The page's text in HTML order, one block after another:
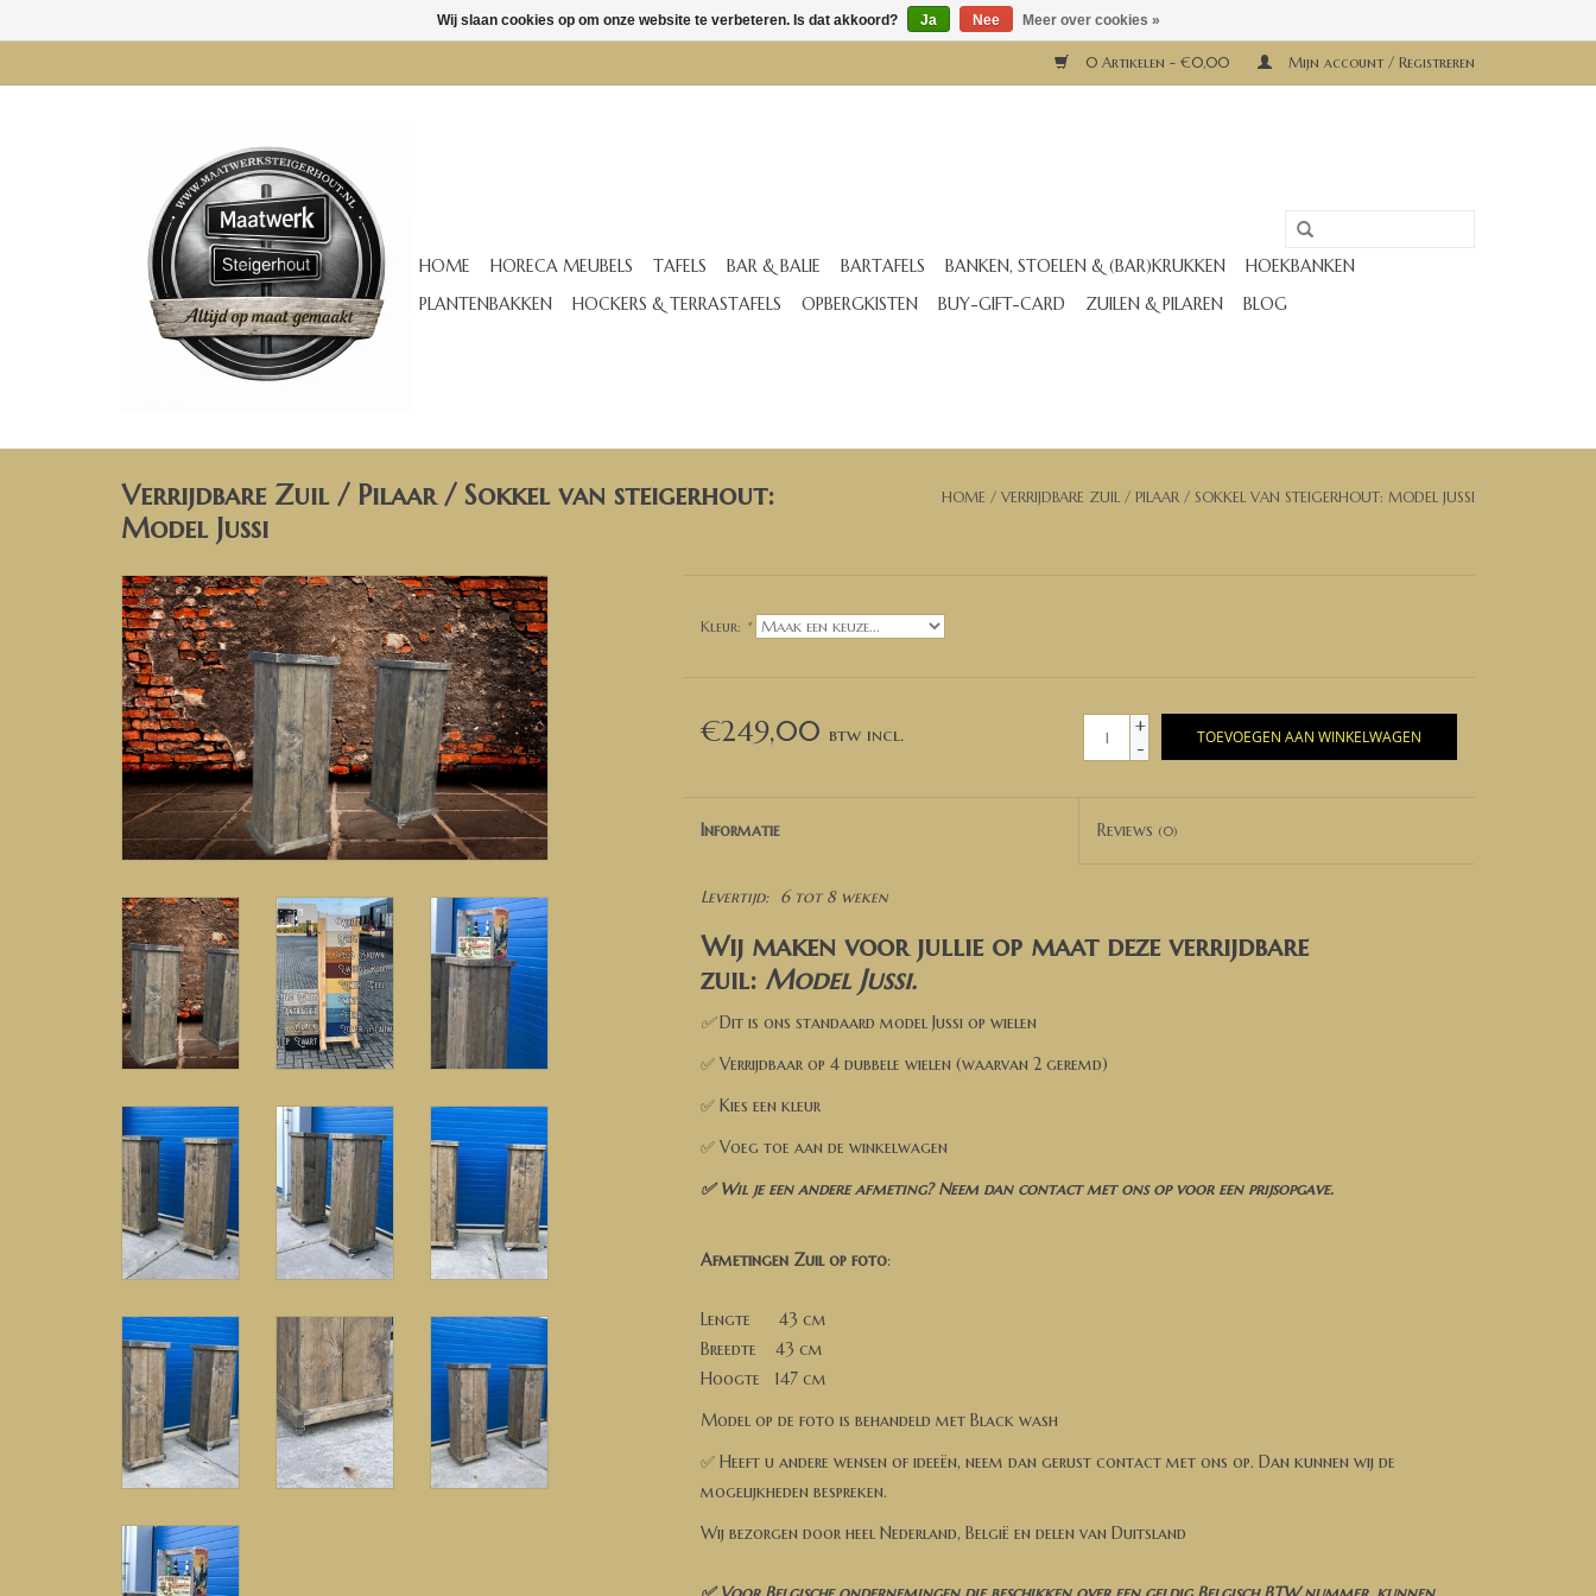
0 Artikelen - €0,00 Mijn account / Registreren
HOME HORECA MEUBELS TAFELS BAR & BALIE BARTAFELS BANKEN, STOELEN & (BAR)KRUKKEN
HOEKBANKEN
PLANTENBAKKEN
HOCKERS & TERRASTAFELS OPBERGKISTEN BUY-GIFT-CARD ZUILEN & PILAREN BLOG
Verrijdbare Zuil / Pilaar / Sokkel van steigerhout:
Model Jussi
HOME / VERRIJDBARE ZUIL / PILAAR / SOKKEL VAN STEIGERHOUT: MODEL JUSSI
Kleur: *
€249,00
+
-
TOEVOEGEN AAN WINKELWAGEN
Informatie Reviews (0)
Levertijd: 6 tot 8 weken
Wij maken voor jullie op maat deze verrijdbare
zuil: Model Jussi.
✅Dit is ons standaard model Jussi op wielen
✅ Verrijdbaar op 4 dubbele wielen (waarvan 2 geremd)
✅ Kies een kleur
✅ Voeg toe aan de winkelwagen
✅ Wil je een andere afmeting? Neem dan contact met ons op voor een prijsopgave.
Afmetingen Zuil op foto:
Lengte 43 cm
Breedte 43 cm
Hoogte 147 cm
Model op de foto is behandeld met Black wash
✅ Heeft u andere wensen of ideeën, neem dan gerust contact met ons op. Dan kunnen wij de
mogelijkheden bespreken.
Wij bezorgen door heel Nederland, België en delen van Duitsland
Wij slaan cookies op om onze website te verbeteren. Is dat akkoord? Ja Nee Meer over cookies »